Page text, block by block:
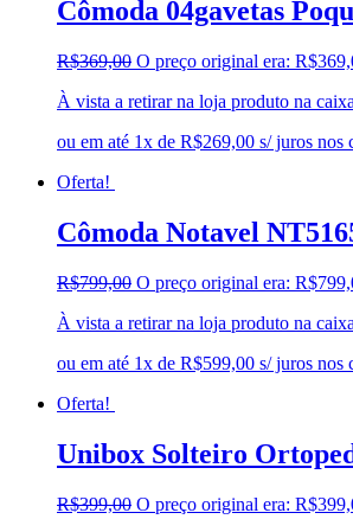
Cômoda 04gavetas
R$369,00 O preço original era:
À vista a retirar na loja produto na
ou em até 1x de R$269,00 s/ juros nos
Oferta!
Cômoda Notavel
R$799,00 O preço original era:
À vista a retirar na loja produto na
ou em até 1x de R$599,00 s/ juros nos
Oferta!
Unibox Solteiro
R$399,00 O preço original era: